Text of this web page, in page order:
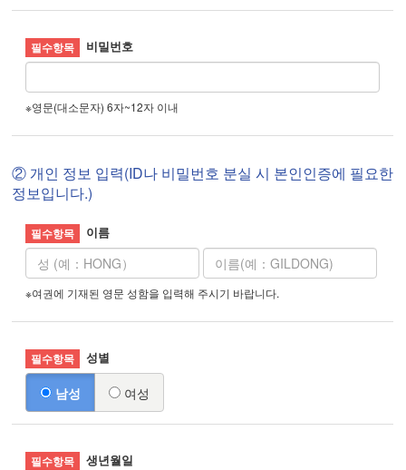
비밀번호
※영문(대소문자) 6자~12자 이내
② 개인 정보 입력(ID나 비밀번호 분실 시 본인인증에 필요한
정보입니다.)
이름
※여권에 기재된 영문 성함을 입력해 주시기 바랍니다.
성별
남성 여성
생년월일